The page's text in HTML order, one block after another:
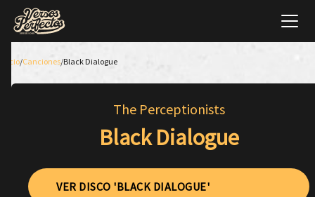
Inicio/Canciones/Black Dialogue
The Perceptionists
Black Dialogue
VER DISCO 'BLACK DIALOGUE'